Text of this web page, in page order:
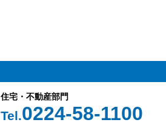
住宅・不動産部門
Tel.0224-58-1100